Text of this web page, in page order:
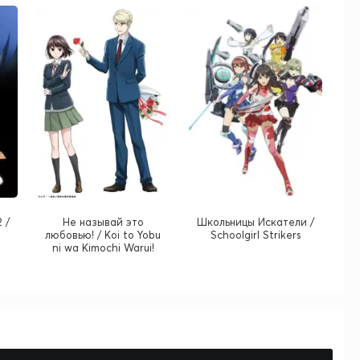
/
Не называй это
любовью! / Koi to Yobu
ni wa Kimochi Warui!
Школьницы Искатели /
Schoolgirl Strikers